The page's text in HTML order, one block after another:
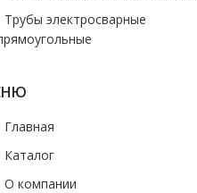
Трубы электросварные
Главная
Каталог
О компании